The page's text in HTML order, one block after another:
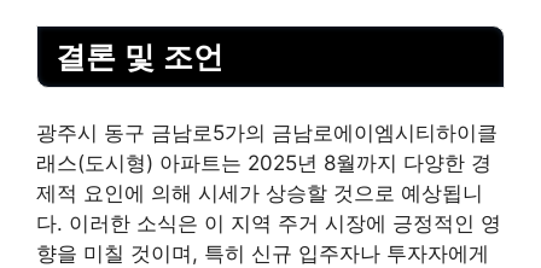
결론 및 조언
광주시 동구 금남로5가의 금남로에이엠시티하이클
래스(도시형) 아파트는 2025년 8월까지 다양한 경
제적 요인에 의해 시세가 상승할 것으로 예상됩니
다. 이러한 소식은 이 지역 주거 시장에 긍정적인 영
향을 미칠 것이며, 특히 신규 입주자나 투자자에게